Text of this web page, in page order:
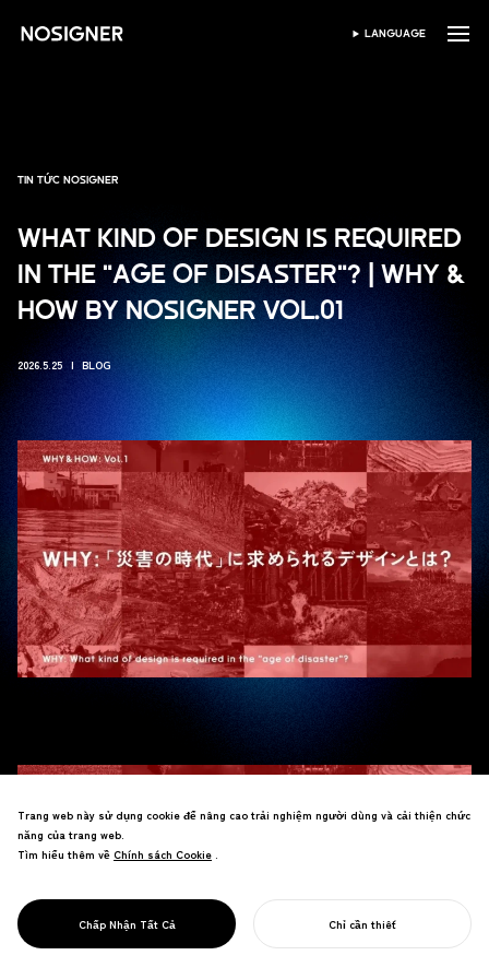
TRANG CHỦ CHỌN NGÔN NGỮ
LANGUAGE
TIN TỨC NOSIGNER
WHAT KIND OF DESIGN IS REQUIRED
IN THE "AGE OF DISASTER"? | WHY &
HOW BY NOSIGNER VOL.01
2026.5.25 BLOG
Trang web này sử dụng cookie để nâng cao trải nghiệm người dùng và cải thiện chức
năng của trang web.
Tìm hiểu thêm về Chính sách Cookie
Chính sách Cookie .
Chấp Nhận Tất Cả Chỉ cần thiết